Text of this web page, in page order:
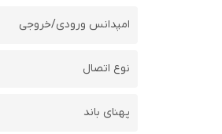
امپدانس ورودی/خروجی
نوع اتصال
پهنای باند